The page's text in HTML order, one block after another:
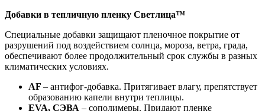
Добавки в тепличную пленку Светлица™
Специальные добавки защищают пленочное покрытие от
разрушений под воздействием солнца, мороза, ветра, града,
обеспечивают более продолжительный срок службы в разных
климатических условиях.
AF – антифог-добавка. Притягивает влагу, препятствует
образованию капели внутри теплицы.
EVA, СЭВА – сополимеры. Придают пленке